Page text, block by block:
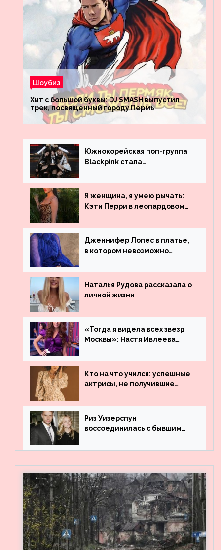
Шоубиз
Хит с большой буквы: DJ SMASH выпустил
трек, посвященный городу Пермь
Южнокорейская поп-группа
Blackpink стала
просмотрам на YouTube. Они
обогнали даже Джастина
Бибера
Я женщина, я умею рычать:
Кэти Перри в леопардовом
Дженнифер Лопес в платье,
в котором невозможно
Наталья Рудова рассказала о
личной жизни
«Тогда я видела всех звезд
Москвы»: Настя Ивлеева
популярности и выложила
архивные фото
Кто на что учился: успешные
актрисы, не получившие
Риз Уизерспун
воссоединилась с бывшим